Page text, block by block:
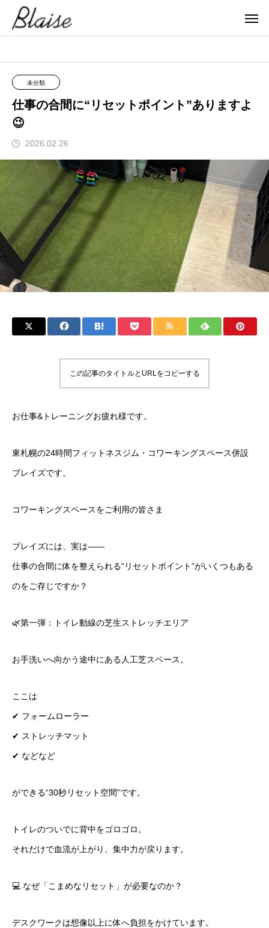
未分類
仕事の合間に“リセットポイント”ありますよ
😉
2026.02.26
この記事のタイトルとURLをコピーする
お仕事&トレーニングお疲れ様です。
東札幌の24時間フィットネスジム・コワーキングスペース併設
ブレイズです。
コワーキングスペースをご利用の皆さま
ブレイズには、実は――
仕事の合間に体を整えられる“リセットポイント”がいくつもある
のをご存じですか？
🌿第一弾：トイレ動線の芝生ストレッチエリア
お手洗いへ向かう途中にある人工芝スペース。
ここは
✔ フォームローラー
✔ ストレッチマット
✔ などなど
ができる“30秒リセット空間”です。
トイレのついでに背中をゴロゴロ。
それだけで血流が上がり、集中力が戻ります。
💻 なぜ「こまめなリセット」が必要なのか？
デスクワークは想像以上に体へ負担をかけています。